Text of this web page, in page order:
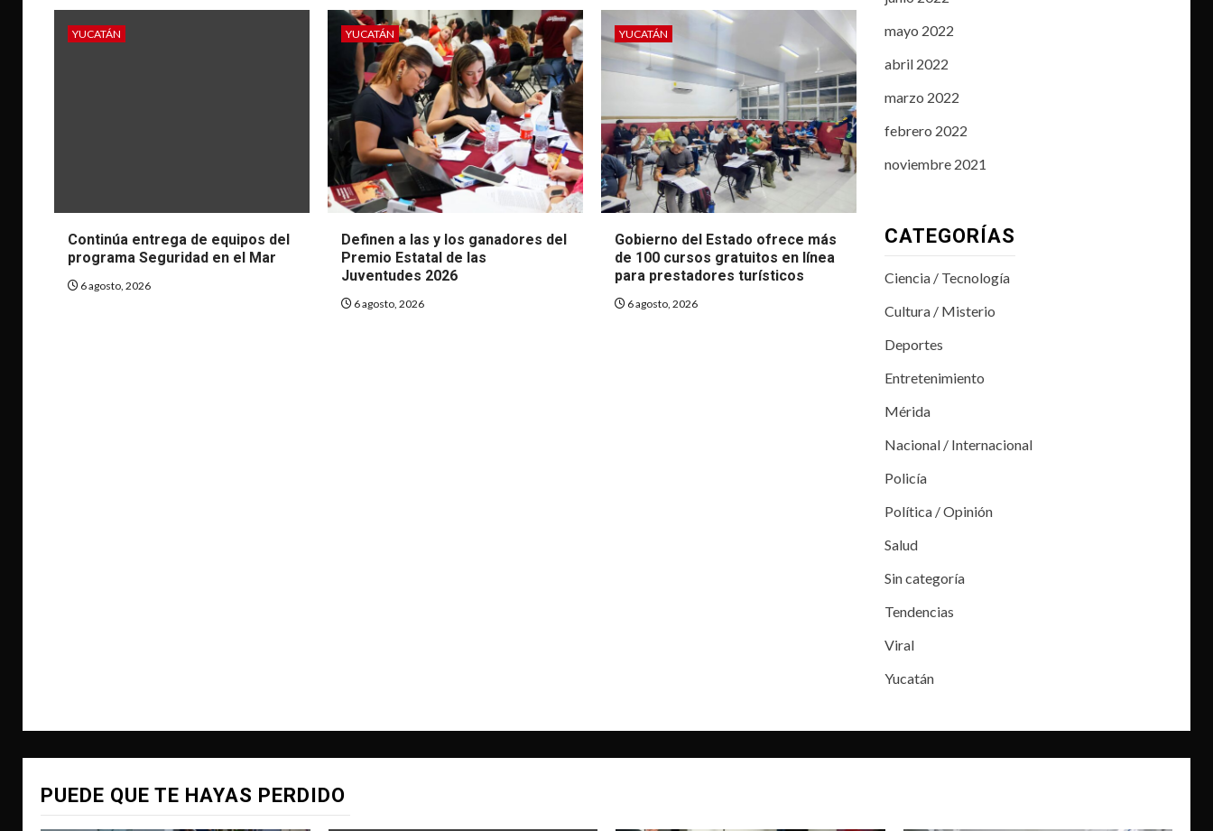
YUCATÁN
Continúa entrega de equipos del
programa Seguridad en el Mar
6 agosto, 2026
YUCATÁN
Definen a las y los ganadores del
Premio Estatal de las
Juventudes 2026
6 agosto, 2026
YUCATÁN
Gobierno del Estado ofrece más
de 100 cursos gratuitos en línea
para prestadores turísticos
6 agosto, 2026
mayo 2022
abril 2022
marzo 2022
febrero 2022
noviembre 2021
CATEGORÍAS
Ciencia / Tecnología
Cultura / Misterio
Deportes
Entretenimiento
Mérida
Nacional / Internacional
Policía
Política / Opinión
Salud
Sin categoría
Tendencias
Viral
Yucatán
PUEDE QUE TE HAYAS PERDIDO